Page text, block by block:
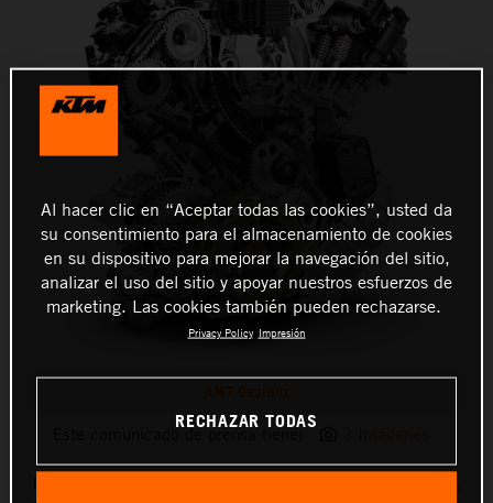
Este comunicado de prensa tiene:
Al hacer clic en “Aceptar todas las cookies”, usted da
su consentimiento para el almacenamiento de cookies
en su dispositivo para mejorar la navegación del sitio,
analizar el uso del sitio y apoyar nuestros esfuerzos de
marketing. Las cookies también pueden rechazarse.
Privacy Policy Impresión
RECHAZAR TODAS